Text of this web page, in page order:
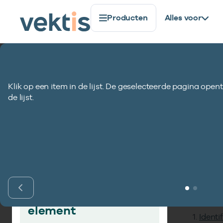
Producten Alles voor
Indicatie rubriek
Vind gegevens­
element
Klik op een item in de lijst. De geselecteerde pagina
de lijst.